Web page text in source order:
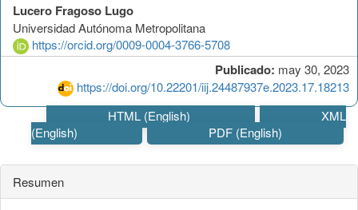
Publicado: may 30, 2023
https://doi.org/10.22201/iij.24487937e.2023.17.18213
Lucero Fragoso Lugo
Universidad Autónoma Metropolitana
https://orcid.org/0009-0004-3766-5708
HTML (English)
XML
(English)
PDF (English)
Resumen